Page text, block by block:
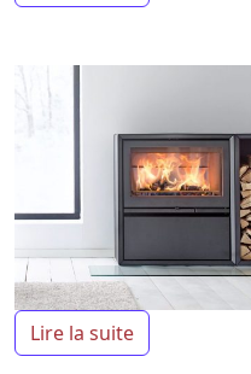
Lire la suite